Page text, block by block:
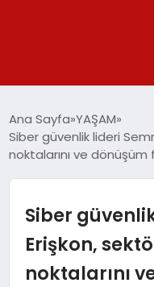
SPOR
TEKNOLOJİ
SAĞLIK
Ana Sayfa YAŞAM
Siber güvenlik lideri
noktalarını ve dönüşüm
Siber
Erişkon,
noktalarını